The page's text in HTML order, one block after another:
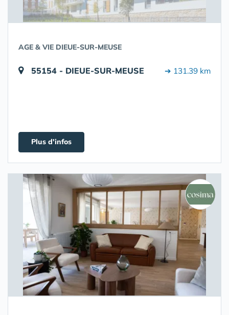
AGE & VIE DIEUE-SUR-MEUSE
55154 - DIEUE-SUR-MEUSE ➔ 131.39 km
Plus d'infos